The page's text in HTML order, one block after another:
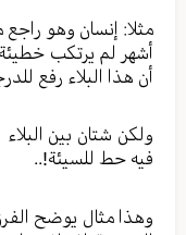
مثلا: إنسان وهو راجع
أشهر لم يرتكب خطيئة
أن هذا البلاء رفع
ولكن شتان بين
فيه حط للسيئة!..
وهذا مثال يوضح